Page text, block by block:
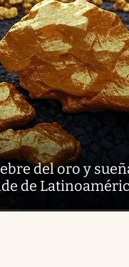
del oro y
de